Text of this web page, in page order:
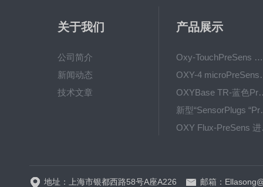
关于我们
公司简介
新闻动态
技术文章
产品展示
Oxy-TouchPreSens 氧分析仪 多孔培养容器监测
OXY-4
OXYBase TR-蓝色
新型
地址：上海市银都西路58号A座A226 邮箱：